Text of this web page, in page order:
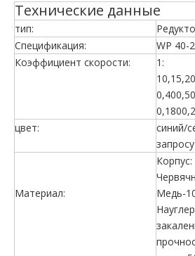
Технические данные
тип:
Спецификация:
WP 40-
Коэффициент скорости:
1:
цвет:
синий/
Материал:
Медь-